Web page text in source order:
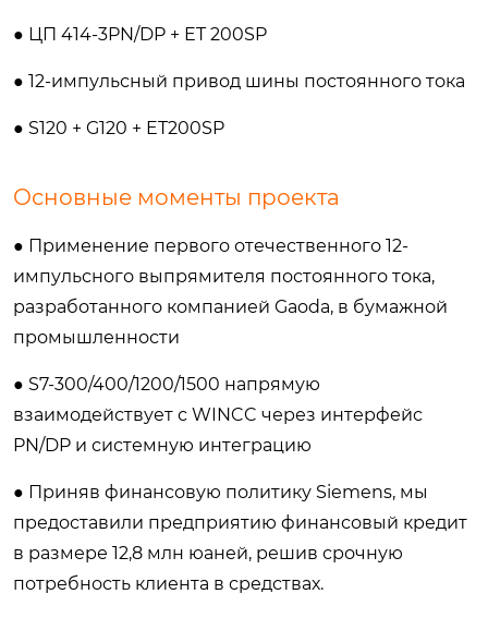
● ЦП 414-3PN/DP + ET 200SP
● 12-импульсный привод шины постоянного тока
● S120 + G120 + ET200SP
Основные моменты проекта
● Применение первого отечественного 12-
импульсного выпрямителя постоянного тока,
разработанного компанией Gaoda, в бумажной
промышленности
● S7-300/400/1200/1500 напрямую
взаимодействует с WINCC через интерфейс
PN/DP и системную интеграцию
● Приняв финансовую политику Siemens, мы
предоставили предприятию финансовый кредит
в размере 12,8 млн юаней, решив срочную
потребность клиента в средствах.